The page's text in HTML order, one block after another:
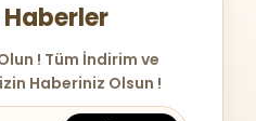
! Tüm İndirim ve
Haberiniz Olsun !